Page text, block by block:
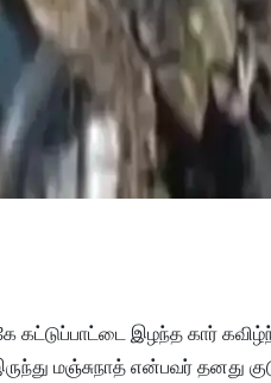
கட்டுப்பாட்டை இழந்த கார்
மஞ்சுநாத் என்பவர் தனது